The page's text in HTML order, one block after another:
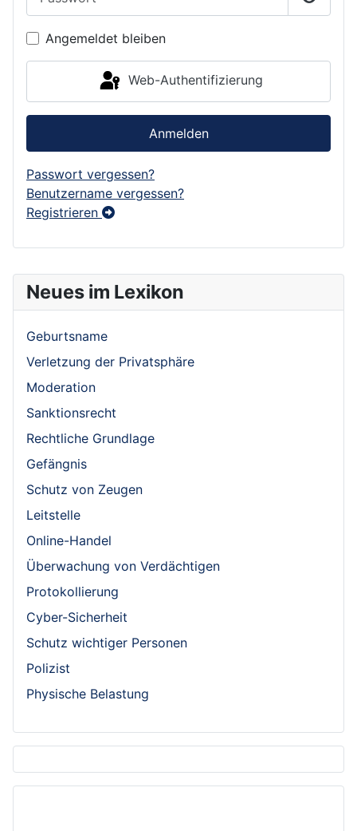
Neues im Lexikon
Geburtsname
Verletzung der Privatsphäre
Moderation
Sanktionsrecht
Rechtliche Grundlage
Gefängnis
Schutz von Zeugen
Leitstelle
Online-Handel
Überwachung von Verdächtigen
Protokollierung
Cyber-Sicherheit
Schutz wichtiger Personen
Polizist
Physische Belastung
Angemeldet bleiben
Web-Authentifizierung
Anmelden
Passwort vergessen?
Benutzername vergessen?
Registrieren